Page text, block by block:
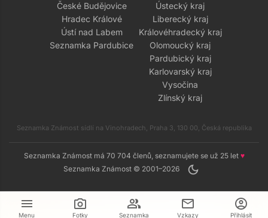
menu
Menu
camera_alt
Fotky
group
Seznamka
mail
Vzkazy
account_circle
Přihlásit
České Budějovice
Hradec Králové
Ústí nad Labem
Seznamka Pardubice
Ústecký kraj
Liberecký kraj
Královéhradecký kraj
Olomoucký kraj
Pardubický kraj
Karlovarský kraj
Vysočina
Zlínský kraj
Seznamka Známost sídlí na Vinohradech, Praha 3, 130 00, Česká republika
Seznamka Známost má 70 704 členů, seznamujete se už 25 let ♥
Seznamka Známost © 2001–2026
dark_mode